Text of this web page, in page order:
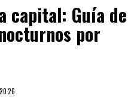
capital: Guía de
por